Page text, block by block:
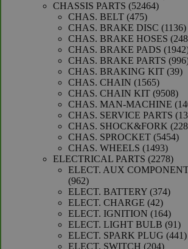
CHASSIS PARTS 5246452464
CHAS. BELT 475475
producten
CHAS. BRAKE DISC 1136
CHAS. BRAKE HOSES
CHAS. BRAKE PADS 1942
CHAS. BRAKE PARTS 996
CHAS. BRAKING KIT 3939
CHAS. CHAIN 15651565
CHAS. CHAIN KIT 9508
CHAS. MAN-MACHINE
CHAS. SERVICE PARTS
CHAS. SHOCK&FORK
CHAS. SPROCKET 5454
CHAS. WHEELS 14931493
ELECTRICAL PARTS 22782278
ELECT. AUX
962962
producten
ELECT. BATTERY 374374
ELECT. CHARGE 4242
ELECT. IGNITION 164164
ELECT. LIGHT BULB 9191
ELECT. SPARK PLUG 441
ELECT. SWITCH 204204